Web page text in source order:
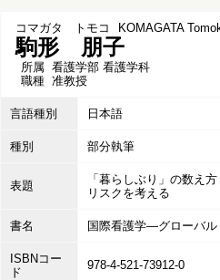
コマガタ トモコ KOMAGATA
駒形 朋子
所属 看護学部 看護学科
職種 准教授
言語種別 日本語
種別 部分執筆
表題
「暮らしぶり」の数え
リスクを考える
書名 国際看護学―グローバル
ISBNコー
ド
978-4-521-73912-0